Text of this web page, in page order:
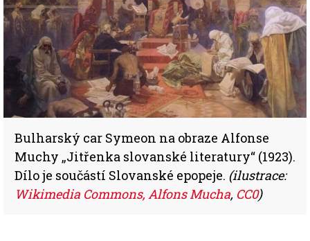
Bulharský car Symeon na obraze Alfonse
Muchy „Jitřenka slovanské literatury“ (1923).
Dílo je součástí Slovanské epopeje. (ilustrace:
Wikimedia Commons, Alfons Mucha, CC0)